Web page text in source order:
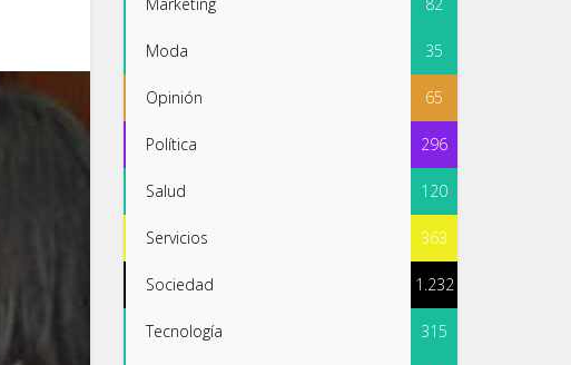
Moda 35
Opinión 65
Política 296
Salud 120
Servicios 363
Sociedad 1.232
Tecnología 315